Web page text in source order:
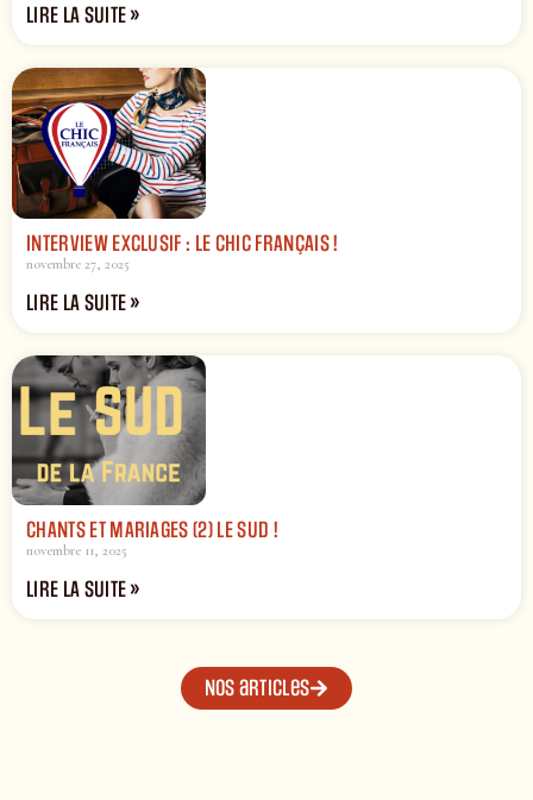
LIRE LA SUITE »
INTERVIEW EXCLUSIF : LE CHIC FRANÇAIS !
novembre 27, 2025
LIRE LA SUITE »
CHANTS ET MARIAGES (2) LE SUD !
novembre 11, 2025
LIRE LA SUITE »
Nos articles